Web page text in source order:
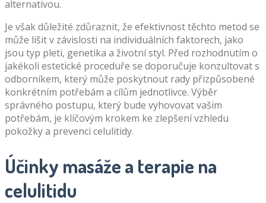
alternativou.
Je však důležité zdůraznit, že efektivnost těchto metod se
může lišit v závislosti na individuálních faktorech, jako
jsou typ pleti, genetika a životní styl. Před rozhodnutím o
jakékoli estetické proceduře se doporučuje konzultovat s
odborníkem, který může poskytnout rady přizpůsobené
konkrétním potřebám a cílům jednotlivce. Výběr
správného postupu, který bude vyhovovat vašim
potřebám, je klíčovým krokem ke zlepšení vzhledu
pokožky a prevenci celulitidy.
Účinky masáže a terapie na
celulitidu